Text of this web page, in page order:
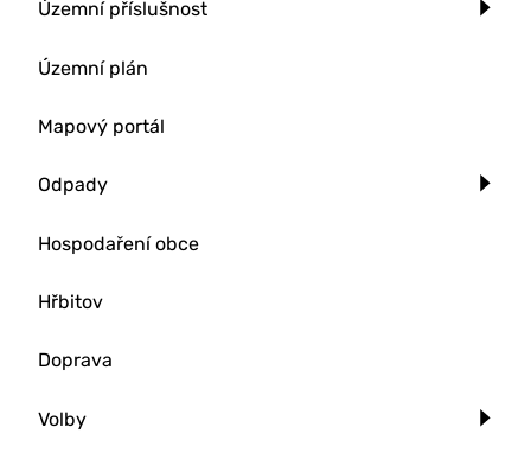
Územní příslušnost
Územní plán
Mapový portál
Odpady
Hospodaření obce
Hřbitov
Doprava
Volby